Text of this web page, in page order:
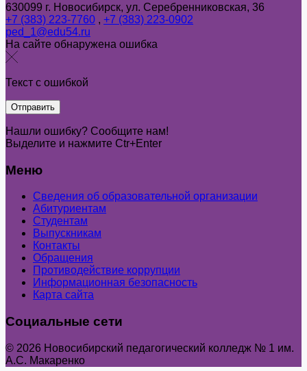
630099 г. Новосибирск, ул. Серебренниковская, 36
+7 (383) 223-7760 , +7 (383) 223-0902
ped_1@edu54.ru
На сайте обнаружена ошибка
Текст с ошибкой
Нашли ошибку? Сообщите нам!
Выделите и нажмите Ctr+Enter
Меню
Сведения об образовательной организации
Абитуриентам
Студентам
Выпускникам
Контакты
Обращения
Противодействие коррупции
Информационная безопасность
Карта сайта
Социальные сети
© 2026 Новосибирский педагогический колледж № 1 им.
А.С. Макаренко